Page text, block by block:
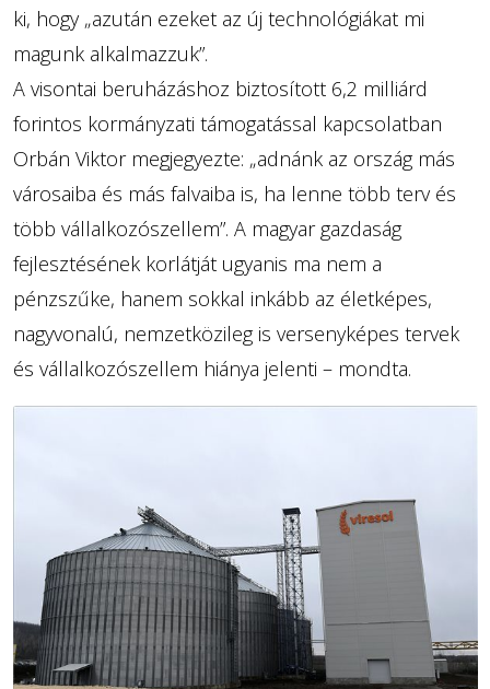
ki, hogy „azután ezeket az új technológiákat mi
magunk alkalmazzuk”.
A visontai beruházáshoz biztosított 6,2 milliárd
forintos kormányzati támogatással kapcsolatban
Orbán Viktor megjegyezte: „adnánk az ország más
városaiba és más falvaiba is, ha lenne több terv és
több vállalkozószellem”. A magyar gazdaság
fejlesztésének korlátját ugyanis ma nem a
pénzszűke, hanem sokkal inkább az életképes,
nagyvonalú, nemzetközileg is versenyképes tervek
és vállalkozószellem hiánya jelenti – mondta.